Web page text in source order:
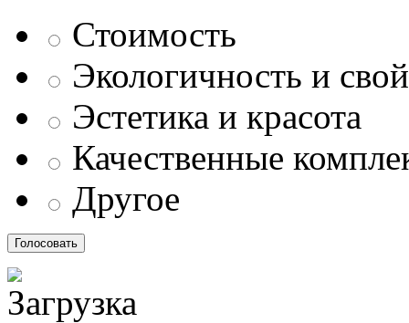
Стоимость
Экологичность и
Эстетика и красота
Качественные
Другое